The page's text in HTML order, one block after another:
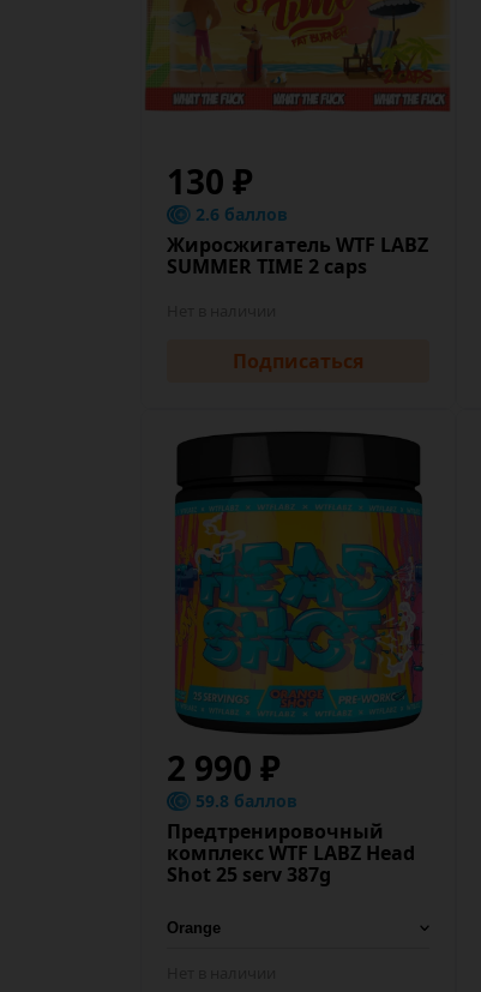
130 ₽
2.6 баллов
Жиросжигатель WTF LABZ
SUMMER TIME 2 caps
Подписаться
2 990 ₽
59.8 баллов
Предтренировочный
комплекс WTF LABZ Head
Shot 25 serv 387g